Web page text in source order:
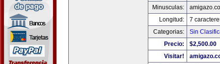
Minusculas:
Longitud:
7
Categorias:
Sin
Precio:
$2,500.00
Visitar!